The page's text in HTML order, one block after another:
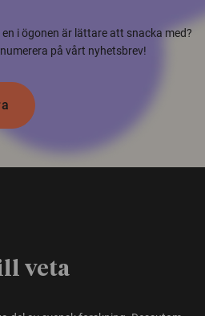
i ögonen är lättare att snacka med?
på vårt nyhetsbrev!
veta